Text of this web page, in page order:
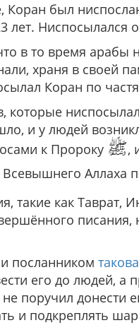
был
лет. Ниспосылался
в то время арабы
храня в своей
Коран по
которые
и у людей
к Пророку ﷺ,
Всевышнего Аллаха
такие как Таврат,
писания,
посланником такова
его до людей, а
поручил донести
и подкреплять